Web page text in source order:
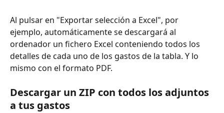
Al pulsar en "Exportar selección a Excel", por
ejemplo, automáticamente se descargará al
ordenador un fichero Excel conteniendo todos los
detalles de cada uno de los gastos de la tabla. Y lo
mismo con el formato PDF.
Descargar un ZIP con todos los adjuntos
a tus gastos